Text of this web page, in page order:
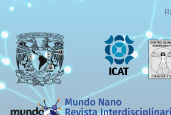
Navegación
Contenido
principal
Barra
lateral